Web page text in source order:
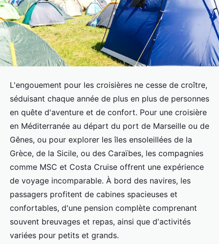
L'engouement pour les croisières ne cesse de croître,
séduisant chaque année de plus en plus de personnes
en quête d'aventure et de confort. Pour une croisière
en Méditerranée au départ du port de Marseille ou de
Gênes, ou pour explorer les îles ensoleillées de la
Grèce, de la Sicile, ou des Caraïbes, les compagnies
comme MSC et Costa Cruise offrent une expérience
de voyage incomparable. À bord des navires, les
passagers profitent de cabines spacieuses et
confortables, d'une pension complète comprenant
souvent breuvages et repas, ainsi que d'activités
variées pour petits et grands.